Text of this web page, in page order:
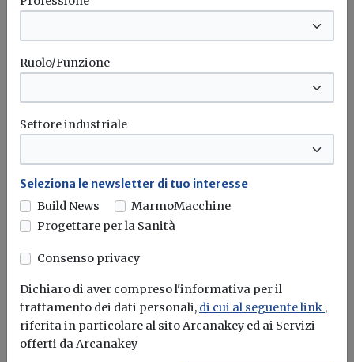
essenziali che restano aperte:
Redazione Build News
Intesa tra i sindacati e il Governo. “Abbiamo rivisitato
l’elenco delle attività...
Ruolo/Funzione
Settore industriale
Seleziona le newsletter di tuo interesse
Build News
MarmoMacchine
Progettare per la Sanità
Consenso privacy
Dichiaro di aver compreso l'informativa per il
trattamento dei dati personali, di cui al seguente link ,
riferita in particolare al sito Arcanakey ed ai Servizi
offerti da Arcanakey